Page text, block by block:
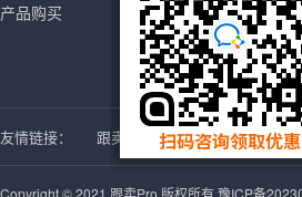
产品购买
更新日志
使用教程
友情链接： 跟卖Pro 亚马逊ERP 侵